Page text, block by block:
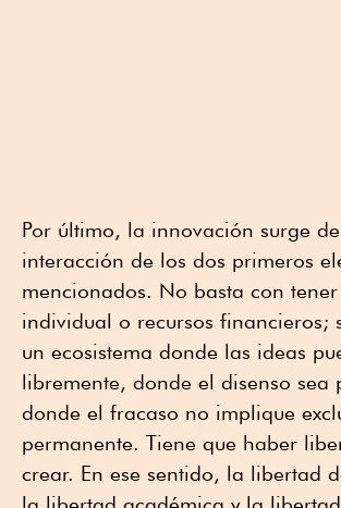
Por último, la innovación surge
interacción de los dos primeros
mencionados. No basta con
individual o recursos financieros;
un ecosistema donde las ideas
libremente, donde el disenso sea
donde el fracaso no implique
permanente. Tiene que haber
crear. En ese sentido, la libertad